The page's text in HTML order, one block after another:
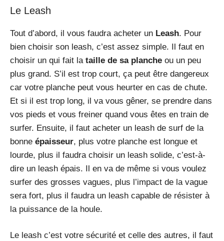
Le Leash
Tout d’abord, il vous faudra acheter un Leash. Pour
bien choisir son leash, c’est assez simple. Il faut en
choisir un qui fait la taille de sa planche ou un peu
plus grand. S’il est trop court, ça peut être dangereux
car votre planche peut vous heurter en cas de chute.
Et si il est trop long, il va vous gêner, se prendre dans
vos pieds et vous freiner quand vous êtes en train de
surfer. Ensuite, il faut acheter un leash de surf de la
bonne épaisseur, plus votre planche est longue et
lourde, plus il faudra choisir un leash solide, c’est-à-
dire un leash épais. Il en va de même si vous voulez
surfer des grosses vagues, plus l’impact de la vague
sera fort, plus il faudra un leash capable de résister à
la puissance de la houle.
Le leash c’est votre sécurité et celle des autres, il faut